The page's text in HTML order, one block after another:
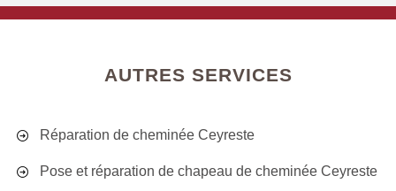
AUTRES SERVICES
Réparation de cheminée Ceyreste
Pose et réparation de chapeau de cheminée Ceyreste